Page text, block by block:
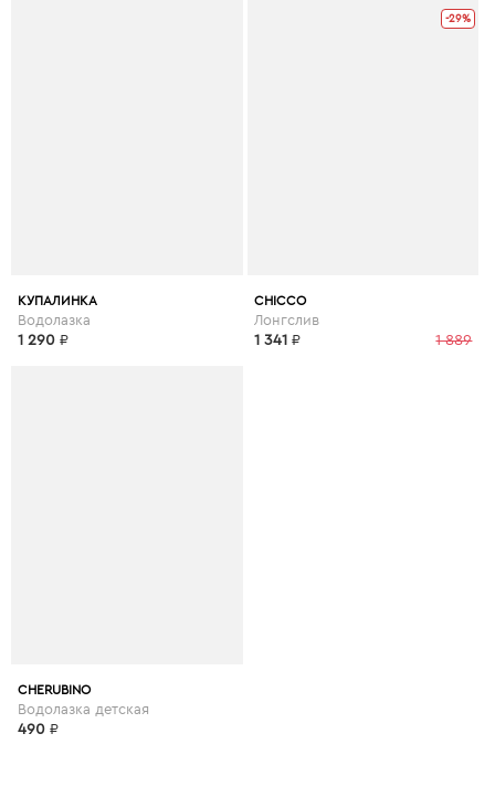
КУПАЛИНКА
Водолазка
1 290 ₽
-29%
CHICCO
Лонгслив
1 889
1 341 ₽
CHERUBINO
Водолазка детская
490 ₽